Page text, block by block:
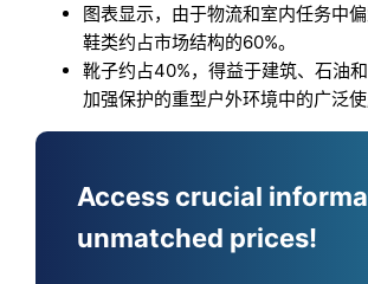
图表显示，由于物流和室内任务中偏
鞋类约占市场结构的60%。
靴子约占40%，得益于建筑、石油
加强保护的重型户外环境中的广泛使
Access crucial
unmatched prices!